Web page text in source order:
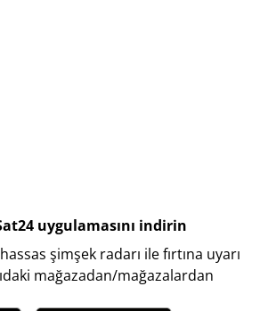
uygulamasını indirin
şimşek radarı ile fırtına uyarı
mağazadan/mağazalardan